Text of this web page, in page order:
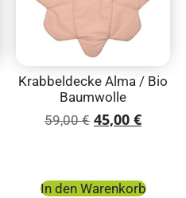
Krabbeldecke Alma / Bio
Baumwolle
59,00€ 45,00 €
In den Warenkorb